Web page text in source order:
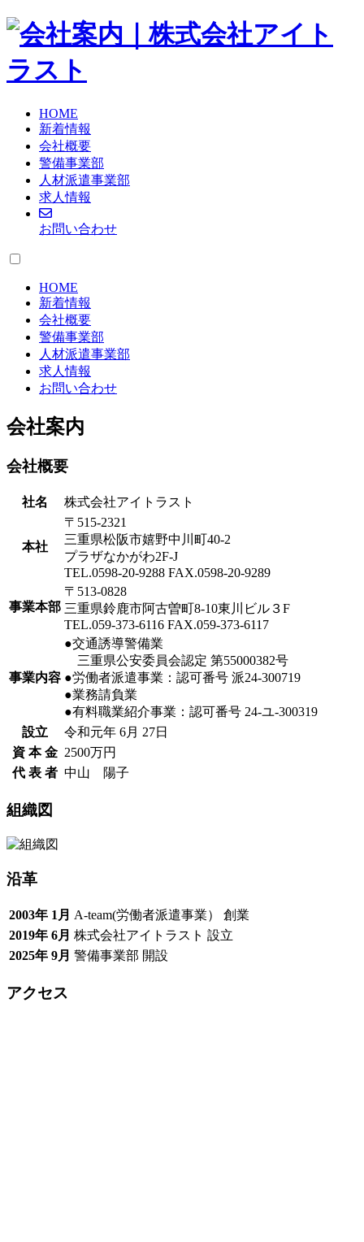
HOME
新着情報
会社概要
警備事業部
人材派遣事業部
求人情報
お問い合わせ
HOME
新着情報
会社概要
警備事業部
人材派遣事業部
求人情報
お問い合わせ
会社案内
会社概要
社名 株式会社アイトラスト
本社
〒515-2321
三重県松阪市嬉野中川町40-2
プラザなかがわ2F-J
TEL.0598-20-9288 FAX.0598-20-9289
事業本部
〒513-0828
三重県鈴鹿市阿古曽町8-10東川ビル３F
TEL.059-373-6116 FAX.059-373-6117
事業内容
●交通誘導警備業
三重県公安委員会認定 第55000382号
●労働者派遣事業：認可番号 派24-300719
●業務請負業
●有料職業紹介事業：認可番号 24-ユ-300319
設立
令和元年 6月 27日
資 本 金 2500万円
代 表 者 中山 陽子
組織図
沿革
2003年 1月 A-team(労働者派遣事業） 創業
2019年 6月 株式会社アイトラスト 設立
2025年 9月 警備事業部 開設
アクセス